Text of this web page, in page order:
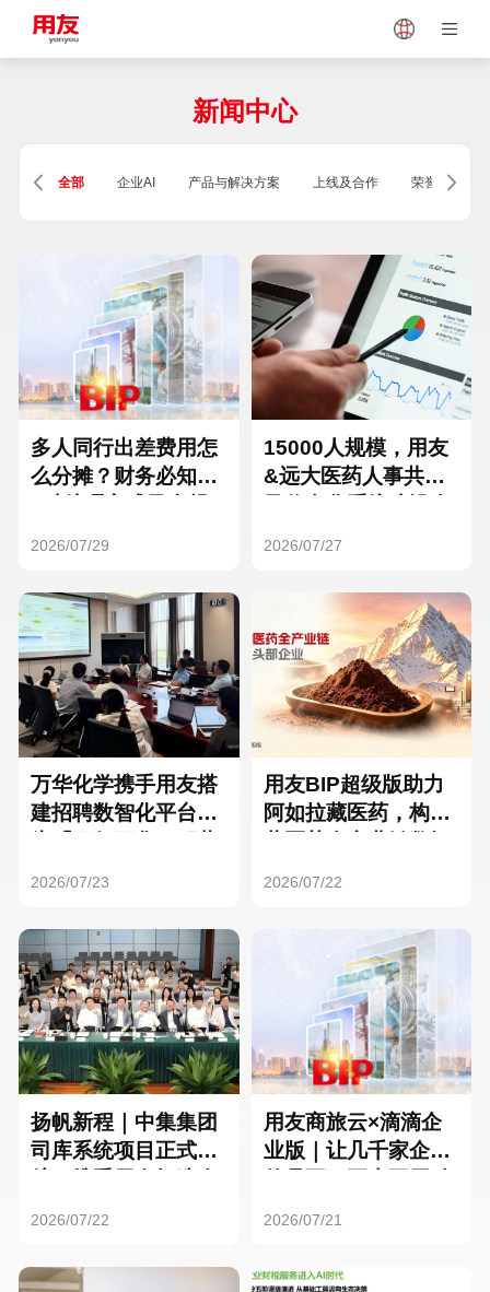
Vietnam
Singapore Malaysia
Thailand
Turkey
Hungary Mexico
Hong Kong Macau
新闻中心
全部 企业AI 产品与解决方案 上线及合作 荣誉及资质
多人同行出差费用怎
么分摊？财务必知的
2026/07/29
15000人规模，用友
&远大医药人事共享
2026/07/27
万华化学携手用友搭
建招聘数智化平台，
2026/07/23
用友BIP超级版助力
阿如拉藏医药，构建
2026/07/22
扬帆新程｜中集集团
司库系统项目正式启
2026/07/22
用友商旅云×滴滴企
业版｜让几千家企业
2026/07/21